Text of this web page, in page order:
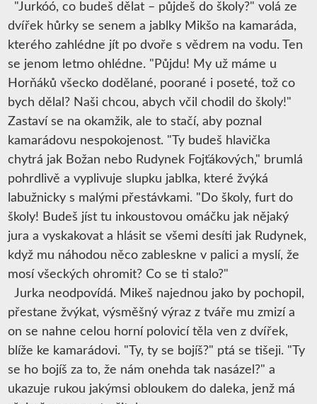
"Jurkóó, co budeš dělat – půjdeš do školy?" volá ze
dvířek hůrky se senem a jablky Mikšo na kamaráda,
kterého zahlédne jít po dvoře s vědrem na vodu. Ten
se jenom letmo ohlédne. "Půjdu! My už máme u
Horňáků všecko dodělané, poorané i poseté, tož co
bych dělal? Naši chcou, abych včil chodil do školy!"
Zastaví se na okamžik, ale to stačí, aby poznal
kamarádovu nespokojenost. "Ty budeš hlavička
chytrá jak Božan nebo Rudynek Fojťákových," brumlá
pohrdlivě a vyplivuje slupku jablka, které žvýká
labužnicky s malými přestávkami. "Do školy, furt do
školy! Budeš jíst tu inkoustovou omáčku jak nějaký
jura a vyskakovat a hlásit se všemi desíti jak Rudynek,
když mu náhodou něco zableskne v palici a myslí, že
mosí všeckých ohromit? Co se ti stalo?"
Jurka neodpovídá. Mikeš najednou jako by pochopil,
přestane žvýkat, výsměšný výraz z tváře mu zmizí a
on se nahne celou horní polovicí těla ven z dvířek,
blíže ke kamarádovi. "Ty, ty se bojíš?" ptá se tišeji. "Ty
se ho bojíš za to, že nám onehda tak nasázel?" a
ukazuje rukou jakýmsi obloukem do daleka, jenž má